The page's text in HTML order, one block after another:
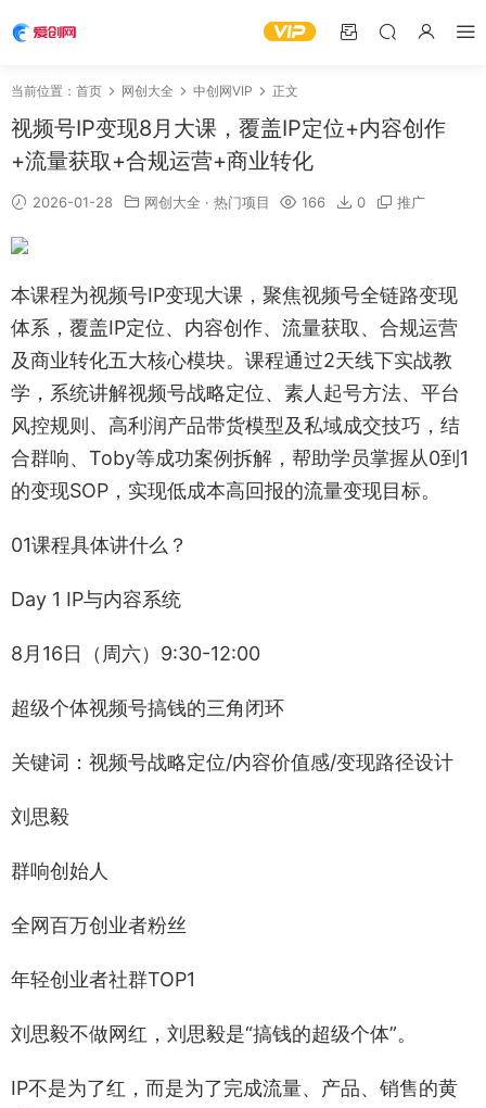
当前位置： 首页 网创大全 中创网VIP 正文
视频号IP变现8月大课，覆盖IP定位+内容创作
+流量获取+合规运营+商业转化
2026-01-28 网创大全 · 热门项目 166 0 推广
本课程为视频号IP变现大课，聚焦视频号全链路变现
体系，覆盖IP定位、内容创作、流量获取、合规运营
及商业转化五大核心模块。课程通过2天线下实战教
学，系统讲解视频号战略定位、素人起号方法、平台
风控规则、高利润产品带货模型及私域成交技巧，结
合群响、Toby等成功案例拆解，帮助学员掌握从0到1
的变现SOP，实现低成本高回报的流量变现目标。
01课程具体讲什么？
Day 1 IP与内容系统
8月16日（周六）9:30-12:00
超级个体视频号搞钱的三角闭环
关键词：视频号战略定位/内容价值感/变现路径设计
刘思毅
群响创始人
全网百万创业者粉丝
年轻创业者社群TOP1
刘思毅不做网红，刘思毅是“搞钱的超级个体”。
IP不是为了红，而是为了完成流量、产品、销售的黄